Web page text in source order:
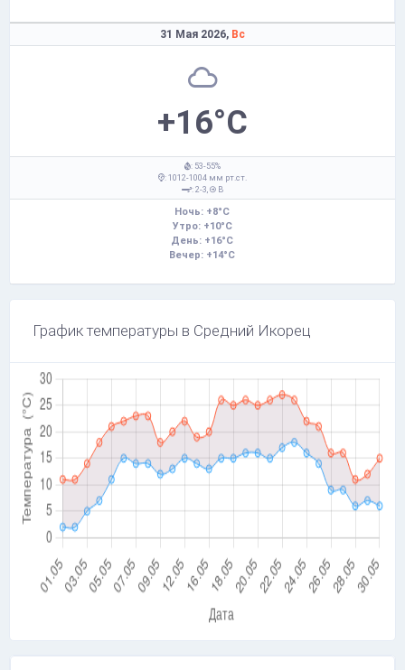
31 Мая 2026, Вс
+16°C
: 53-55%
: 1012-1004 мм рт.ст.
: 2-3,
В
Ночь: +8°C
Утро: +10°C
День: +16°C
Вечер: +14°C
График температуры в Средний Икорец